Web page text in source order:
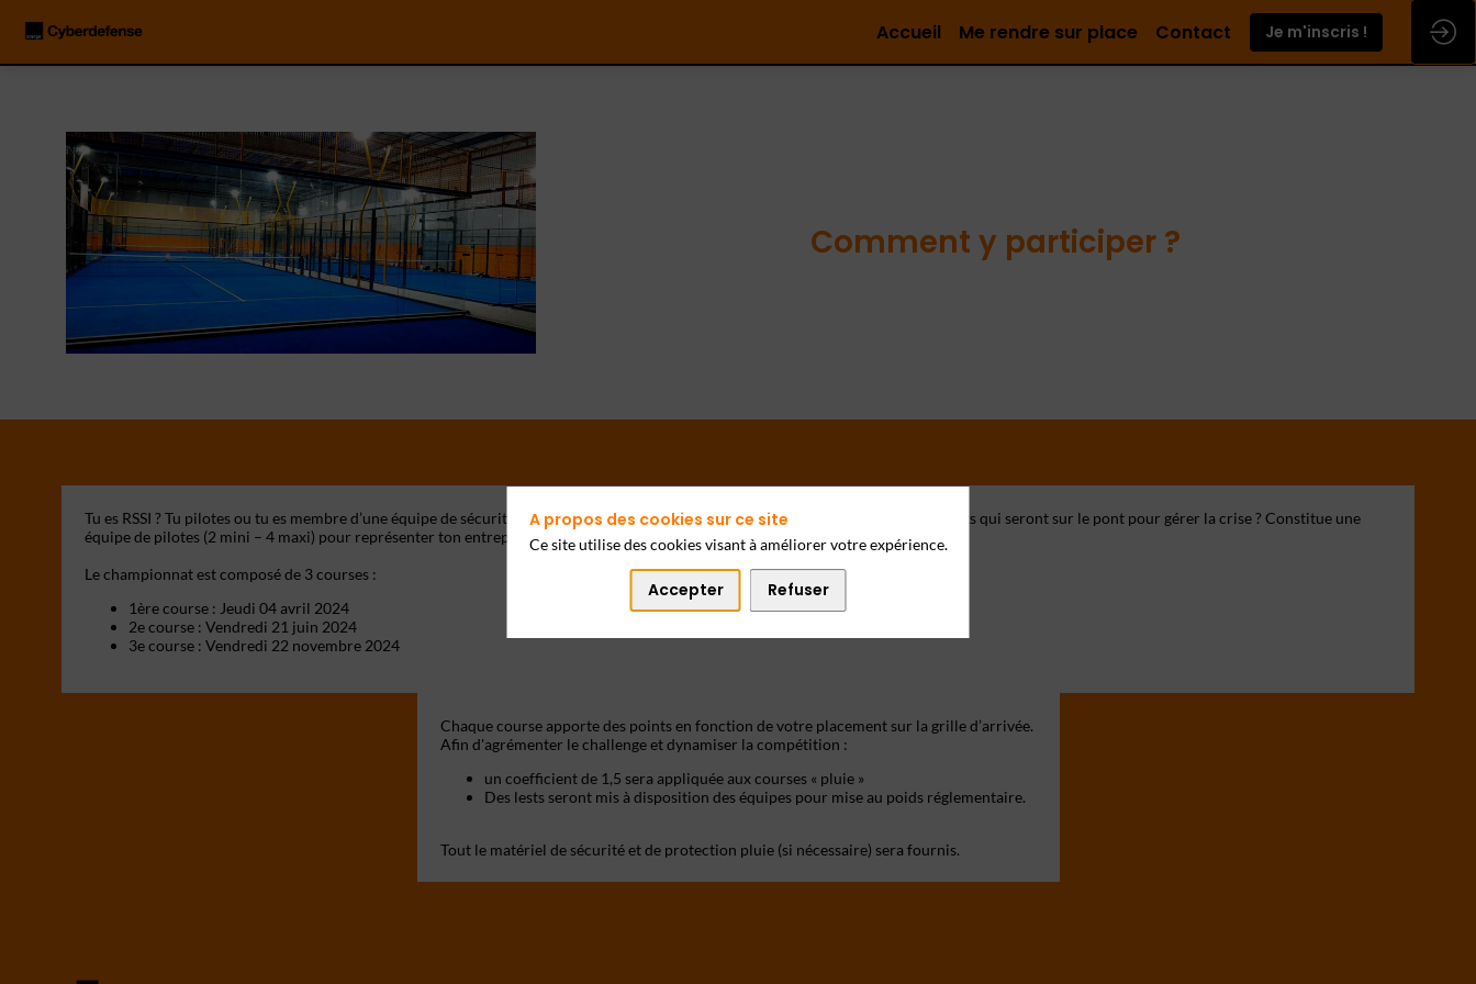
Accueil Me rendre sur place Contact Je m'inscris !
Comment y participer ?
Tu es RSSI ? Tu pilotes ou tu es membre d’une équipe de sécurité opérationnelle ? En cas d’incident sécurité, tu fais partie des experts qui seront sur le pont pour gérer la crise ? Constitue une
équipe de pilotes (2 mini – 4 maxi) pour représenter ton entreprise à la Cyber Cup.
Le championnat est composé de 3 courses :
1ère course : Jeudi 04 avril 2024
2e course : Vendredi 21 juin 2024
3e course : Vendredi 22 novembre 2024
Chaque course apporte des points en fonction de votre placement sur la grille d’arrivée.
un coefficient de 1,5 sera appliquée aux courses « pluie »
Des lests seront mis à disposition des équipes pour mise au poids réglementaire.
Tout le matériel de sécurité et de protection pluie (si nécessaire) sera fournis.
A propos des cookies sur ce site
Ce site utilise des cookies visant à améliorer votre expérience.
Accepter Refuser